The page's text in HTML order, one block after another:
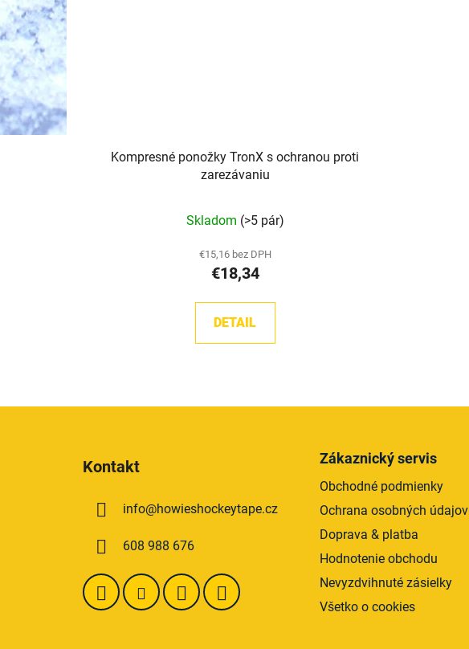
Kompresné ponožky TronX s ochranou proti
zarezávaniu
hodnotenie
produktu
je
z
Skladom (>5 pár)
€15,16 bez DPH
€18,34
DETAIL
Kontakt
info@howieshockeytape.cz
608 988 676
Zákaznický servis
Obchodné podmienky
Ochrana osobných údajov
Doprava & platba
Hodnotenie obchodu
Nevyzdvihnuté zásielky
Všetko o cookies